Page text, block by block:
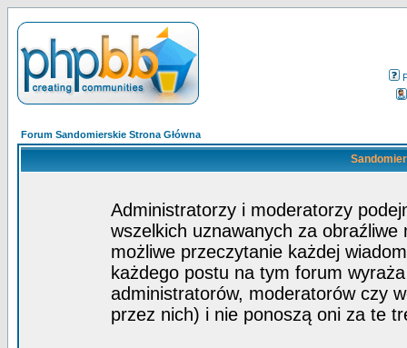
Forum Sandomierskie Strona Główna
Administratorzy i moderatorzy
wszelkich uznawanych za obraźliwe
możliwe przeczytanie każdej
każdego postu na tym forum
administratorów, moderatorów czy
przez nich) i nie ponoszą oni za te